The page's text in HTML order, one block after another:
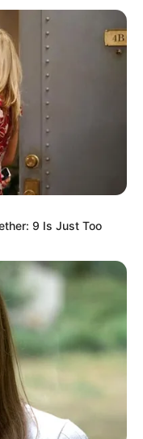
9 Is Just Too